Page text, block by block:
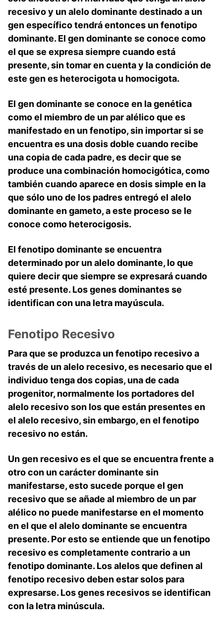
recesivo y un alelo dominante destinado a un
gen específico tendrá entonces un fenotipo
dominante. El gen dominante se conoce como
el que se expresa siempre cuando está
presente, sin tomar en cuenta y la condición de
este gen es heterocigota u homocigota.
El gen dominante se conoce en la genética
como el miembro de un par alélico que es
manifestado en un fenotipo, sin importar si se
encuentra es una dosis doble cuando recibe
una copia de cada padre, es decir que se
produce una combinación homocigótica, como
también cuando aparece en dosis simple en la
que sólo uno de los padres entregó el alelo
dominante en gameto, a este proceso se le
conoce como heterocigosis.
El fenotipo dominante se encuentra
determinado por un alelo dominante, lo que
quiere decir que siempre se expresará cuando
esté presente. Los genes dominantes se
identifican con una letra mayúscula.
Fenotipo Recesivo
Para que se produzca un fenotipo recesivo a
través de un alelo recesivo, es necesario que el
individuo tenga dos copias, una de cada
progenitor, normalmente los portadores del
alelo recesivo son los que están presentes en
el alelo recesivo, sin embargo, en el fenotipo
recesivo no están.
Un gen recesivo es el que se encuentra frente a
otro con un carácter dominante sin
manifestarse, esto sucede porque el gen
recesivo que se añade al miembro de un par
alélico no puede manifestarse en el momento
en el que el alelo dominante se encuentra
presente. Por esto se entiende que un fenotipo
recesivo es completamente contrario a un
fenotipo dominante. Los alelos que definen al
fenotipo recesivo deben estar solos para
expresarse. Los genes recesivos se identifican
con la letra minúscula.